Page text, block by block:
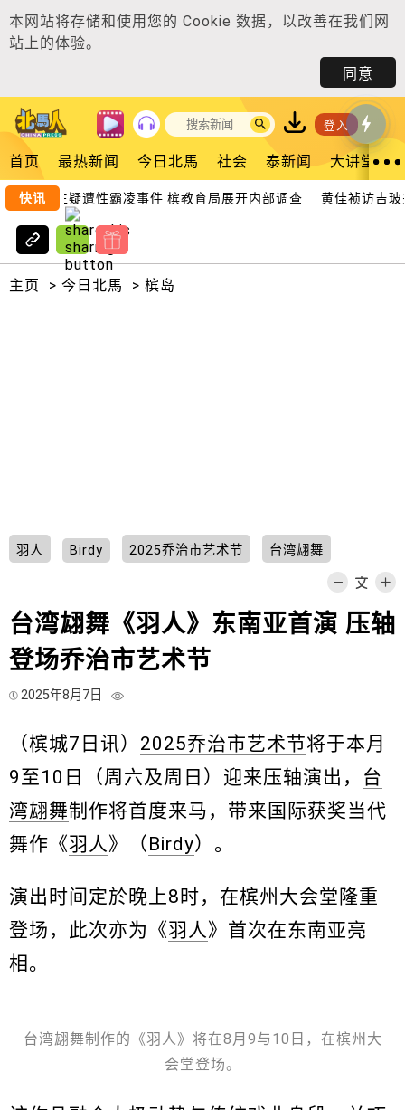
本网站将存储和使用您的 Cookie 数据，以改善在我们网
站上的体验。
同意
登入
首页 最热新闻 今日北馬 社会 泰新闻 大讲堂
快讯
中五女生疑遭性霸凌事件 槟教育局展开内部调查 黄佳祯访吉玻
主页 > 今日北馬 > 槟岛
羽人 Birdy 2025乔治市艺术节 台湾翃舞
台湾翃舞《羽人》东南亚首演 压轴
登场乔治市艺术节
2025年8月7日
（槟城7日讯） 2025乔治市艺术节将于本月
9至10日（周六及周日）迎来压轴演出， 台
湾翃舞制作将首度来马，带来国际获奖当代
舞作《羽人》（ Birdy）。
演出时间定於晚上8时，在槟州大会堂隆重
登场，此次亦为《羽人》首次在东南亚亮
相。
台湾翃舞制作的《羽人》将在8月9与10日，在槟州大
会堂登场。